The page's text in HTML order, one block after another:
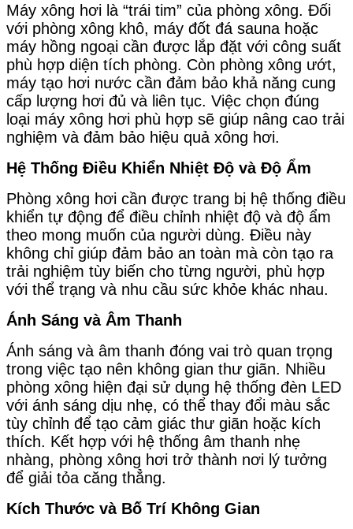
Máy xông hơi là “trái tim” của phòng xông. Đối
với phòng xông khô, máy đốt đá sauna hoặc
máy hồng ngoại cần được lắp đặt với công suất
phù hợp diện tích phòng. Còn phòng xông ướt,
máy tạo hơi nước cần đảm bảo khả năng cung
cấp lượng hơi đủ và liên tục. Việc chọn đúng
loại máy xông hơi phù hợp sẽ giúp nâng cao trải
nghiệm và đảm bảo hiệu quả xông hơi.
Hệ Thống Điều Khiển Nhiệt Độ và Độ Ẩm
Phòng xông hơi cần được trang bị hệ thống điều
khiển tự động để điều chỉnh nhiệt độ và độ ẩm
theo mong muốn của người dùng. Điều này
không chỉ giúp đảm bảo an toàn mà còn tạo ra
trải nghiệm tùy biến cho từng người, phù hợp
với thể trạng và nhu cầu sức khỏe khác nhau.
Ánh Sáng và Âm Thanh
Ánh sáng và âm thanh đóng vai trò quan trọng
trong việc tạo nên không gian thư giãn. Nhiều
phòng xông hiện đại sử dụng hệ thống đèn LED
với ánh sáng dịu nhẹ, có thể thay đổi màu sắc
tùy chỉnh để tạo cảm giác thư giãn hoặc kích
thích. Kết hợp với hệ thống âm thanh nhẹ
nhàng, phòng xông hơi trở thành nơi lý tưởng
để giải tỏa căng thẳng.
Kích Thước và Bố Trí Không Gian